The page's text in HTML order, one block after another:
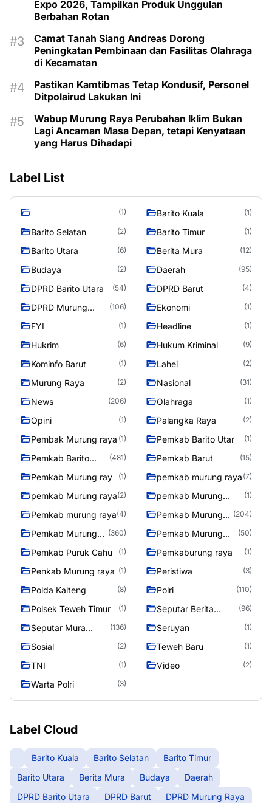
Expo 2026, Tampilkan Produk Unggulan
Berbahan Rotan
Camat Tanah Siang Andreas Dorong
Peningkatan Pembinaan dan Fasilitas Olahraga
di Kecamatan
Pastikan Kamtibmas Tetap Kondusif, Personel
Ditpolairud Lakukan Ini
Wabup Murung Raya Perubahan Iklim Bukan
Lagi Ancaman Masa Depan, tetapi Kenyataan
yang Harus Dihadapi
Label List
(1) Barito Kuala (1)
Barito Selatan (2) Barito Timur (1)
Barito Utara (6) Berita Mura (12)
Budaya (2) Daerah (95)
DPRD Barito Utara (54) DPRD Barut (4)
DPRD Murung
(106) Ekonomi (1)
FYI (1) Headline (1)
Hukrim (6) Hukum Kriminal (9)
Kominfo Barut (1) Lahei (2)
Murung Raya (2) Nasional (31)
News (206) Olahraga (1)
Opini (1) Palangka Raya (2)
Pembak Murung raya (1) Pemkab Barito Utar (1)
Pemkab Barito
(481) Pemkab Barut (15)
Pemkab Murung ray (1) pemkab murung raya (7)
pemkab Murung raya(2)
pemkab Murung
(1)
Pemkab murung raya(4)
Pemkab Murung
(204)
Pemkab Murung
(360)
Pemkab Murung
(50)
Pemkab Puruk Cahu (1) Pemkaburung raya (1)
Penkab Murung raya (1) Peristiwa (3)
Polda Kalteng (8) Polri (110)
Polsek Teweh Timur (1)
Seputar Berita
(96)
Seputar Mura
(136) Seruyan (1)
Sosial (2) Teweh Baru (1)
TNI (1) Video (2)
Warta Polri (3)
Label Cloud
Barito Kuala Barito Selatan
Barito Timur
Barito Utara
Berita Mura Budaya
Daerah
DPRD Barito Utara
DPRD Barut
DPRD Murung Raya